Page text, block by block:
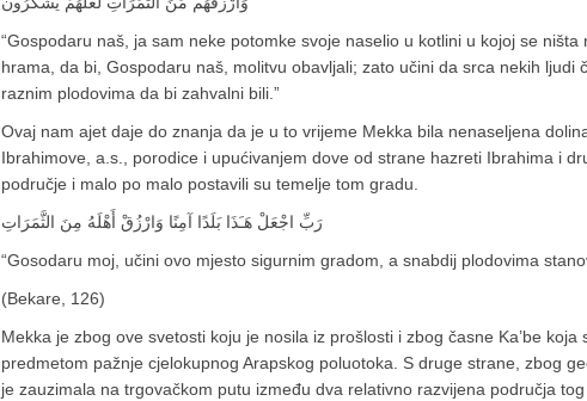
“Gospodaru naš, ja sam neke potomke svoje naselio u kotlini u kojoj se ništa
hrama, da bi, Gospodaru naš, molitvu obavljali; zato učini da srca nekih ljudi
raznim plodovima da bi zahvalni bili.”
Ovaj nam ajet daje do znanja da je u to vrijeme Mekka bila nenaseljena
Ibrahimove, a.s., porodice i upućivanjem dove od strane hazreti Ibrahima i
područje i malo po malo postavili su temelje tom gradu.
رَبِّ اجْعَلْ هَـَذَا بَلَدًا آمِنًا وَارْزُقْ أَهْلَهُ مِنَ الثَّمَرَاتِ
“Gosodaru moj, učini ovo mjesto sigurnim gradom, a snabdij plodovima
(Bekare, 126)
Mekka je zbog ove svetosti koju je nosila iz prošlosti i zbog časne Ka’be koja
predmetom pažnje cjelokupnog Arapskog poluotoka. S druge strane, zbog
je zauzimala na trgovačkom putu između dva relativno razvijena područja